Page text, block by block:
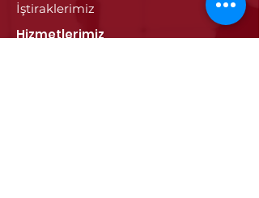
İştiraklerimiz
Hizmetlerimiz